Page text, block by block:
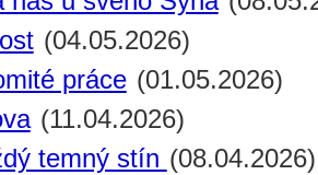
(04.05.2026)
práce (01.05.2026)
(11.04.2026)
temný stín (08.04.2026)